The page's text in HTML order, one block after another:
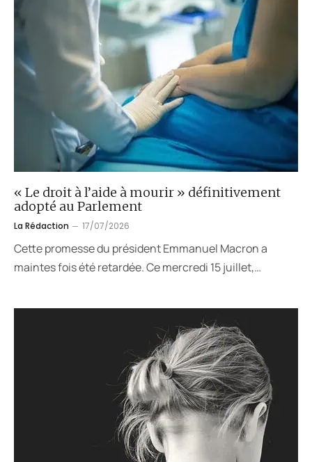
« Le droit à l’aide à mourir » définitivement
adopté au Parlement
La Rédaction 17/07/2026
Cette promesse du président Emmanuel Macron a
maintes fois été retardée. Ce mercredi 15 juillet,…